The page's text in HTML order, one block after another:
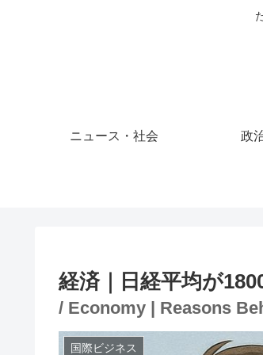
ニュース・社会 政
経済｜日経平均が
/ Economy | Reasons
国際ビジネス